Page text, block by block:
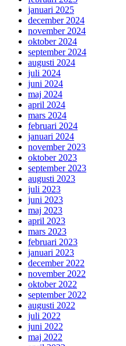
januari 2025
december 2024
november 2024
oktober 2024
september 2024
augusti 2024
juli 2024
juni 2024
maj 2024
april 2024
mars 2024
februari 2024
januari 2024
november 2023
oktober 2023
september 2023
augusti 2023
juli 2023
juni 2023
maj 2023
april 2023
mars 2023
februari 2023
januari 2023
december 2022
november 2022
oktober 2022
september 2022
augusti 2022
juli 2022
juni 2022
maj 2022